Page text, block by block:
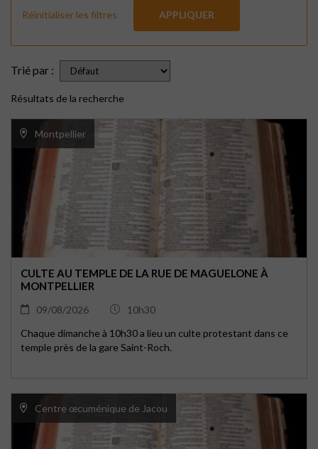
Réinitialiser les filtres
APPLIQUER
Trié par :
Résultats de la recherche
Montpellier
CULTE AU TEMPLE DE LA RUE DE MAGUELONE À
MONTPELLIER
09/08/2026
10h30
Chaque dimanche à 10h30 a lieu un culte protestant dans ce
temple près de la gare Saint-Roch.
Centre œcuménique de Jacou